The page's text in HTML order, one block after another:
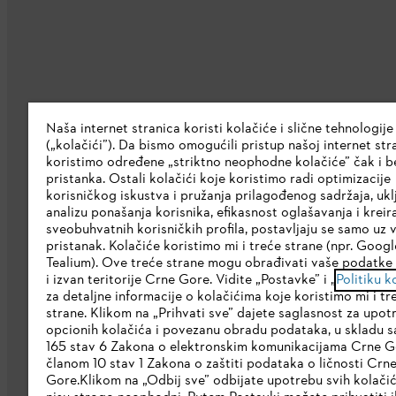
O nama
Preuzmite katalog
STIHL Etička linija
Korporativna stranica
Politika privatnosti Pravni osnovi
Naša internet stranica koristi kolačiće i slične tehnologije
(„kolačići”). Da bismo omogućili pristup našoj internet
koristimo određene „striktno neophodne kolačiće” čak i
pristanka. Ostali kolačići koje koristimo radi optimizacije
korisničkog iskustva i pružanja prilagođenog sadržaja,
analizu ponašanja korisnika, efikasnost oglašavanja i
sveobuhvatnih korisničkih profila, postavljaju se samo uz
pristanak. Kolačiće koristimo mi i treće strane (npr.
Tealium). Ove treće strane mogu obrađivati vaše
i izvan teritorije Crne Gore. Vidite „Postavke” i „Politiku
za detaljne informacije o kolačićima koje koristimo mi i
strane. Klikom na „Prihvati sve” dajete saglasnost za
opcionih kolačića i povezanu obradu podataka, u skladu
165 stav 6 Zakona o elektronskim komunikacijama Crne
članom 10 stav 1 Zakona o zaštiti podataka o ličnosti Crne
Gore.Klikom na „Odbij sve” odbijate upotrebu svih